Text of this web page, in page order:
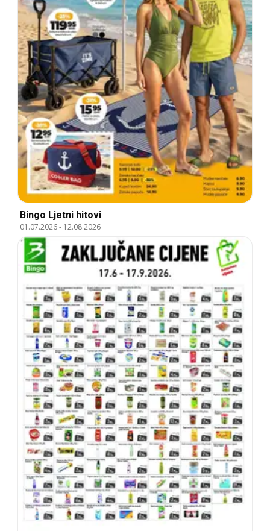
Bingo Ljetni hitovi
01.07.2026- 12.08.2026